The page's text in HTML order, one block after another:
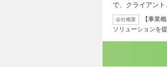
で、クライアン
会社概要
【事業
ソリューションを